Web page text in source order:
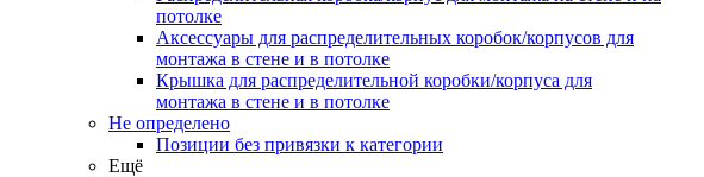
потолке
Аксессуары для распределительных коробок/корпусов для
монтажа в стене и в потолке
Крышка для распределительной коробки/корпуса для
монтажа в стене и в потолке
Не определено
Позиции без привязки к категории
Ещё